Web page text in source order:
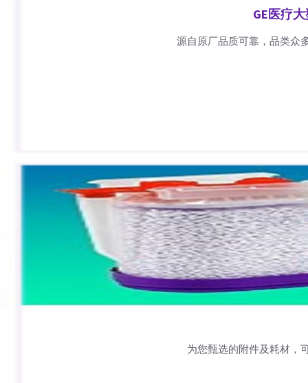
GE医疗
源自原厂品质可靠，品类众
为您甄选的附件及耗材，